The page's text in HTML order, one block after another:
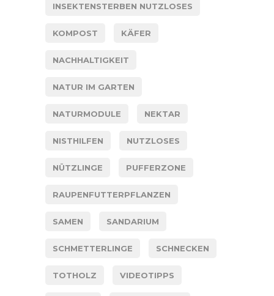
INSEKTENSTERBEN NUTZLOSES
KOMPOST KÄFER
NACHHALTIGKEIT
NATUR IM GARTEN
NATURMODULE NEKTAR
NISTHILFEN NUTZLOSES
NÜTZLINGE PUFFERZONE
RAUPENFUTTERPFLANZEN
SAMEN SANDARIUM
SCHMETTERLINGE SCHNECKEN
TOTHOLZ VIDEOTIPPS